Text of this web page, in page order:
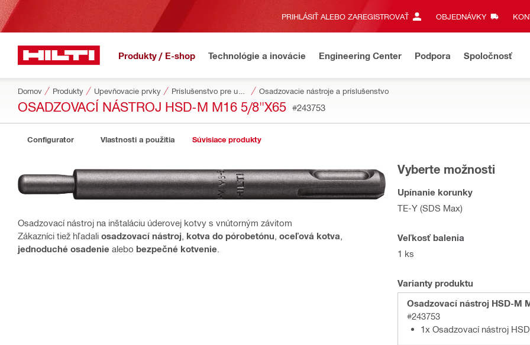
PRIHLÁSIŤ ALEBO ZAREGISTROVAŤ OBJEDNÁVKY
Produkty / E-shop Technológie a inovácie Engineering Center Podpora Spoločnosť
Domov Produkty Upevňovacie prvky Osadzovacie nástroje a príslušenstvo
OSADZOVACÍ NÁSTROJ HSD-M M16 5/8"X65 #243753
Configurator Vlastnosti a použitia Súvisiace produkty
Osadzovací nástroj na inštaláciu úderovej kotvy s vnútorným závitom
Zákazníci tiež hľadali osadzovací nástroj kotva do pórobetónu oceľová kotva
jednoduché osadenie alebo bezpečné kotvenie
Vyberte možnosti
Upínanie korunky
TE-Y (SDS Max)
Veľkosť balenia
1 ks
Varianty produktu
Osadzovací nástroj HSD-M
#243753
1x Osadzovací nástroj